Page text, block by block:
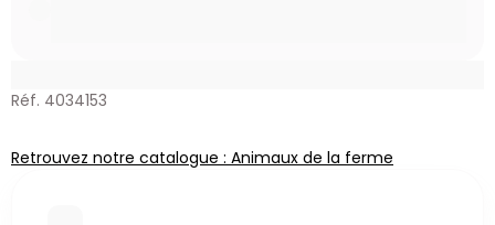
Réf. 4034153
Retrouvez notre catalogue : Animaux de la ferme